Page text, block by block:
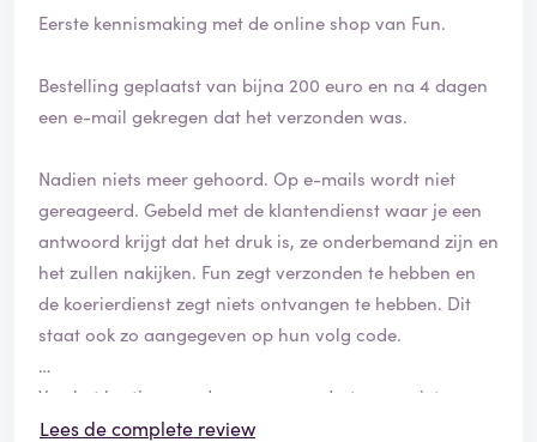
Eerste kennismaking met de online shop van Fun.
Bestelling geplaatst van bijna 200 euro en na 4 dagen
een e-mail gekregen dat het verzonden was.
Nadien niets meer gehoord. Op e-mails wordt niet
gereageerd. Gebeld met de klantendienst waar je een
antwoord krijgt dat het druk is, ze onderbemand zijn en
het zullen nakijken. Fun zegt verzonden te hebben en
de koerierdienst zegt niets ontvangen te hebben. Dit
staat ook zo aangegeven op hun volg code.
Van het kastje naar de muur en ondertussen niets
ontvangen. Dit zal dus de eerste en laatste keer zijn.
Lees de complete review